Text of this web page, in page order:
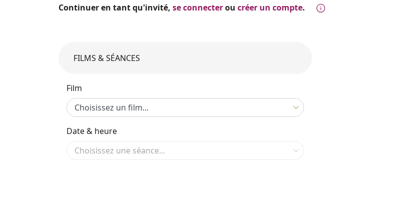
Continuer en tant qu'invité, se connecterou créer un compte.
FILMS & SÉANCES
Film
Date & heure